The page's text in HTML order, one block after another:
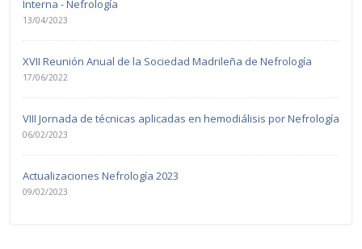
Interna - Nefrología
13/04/2023
XVII Reunión Anual de la Sociedad Madrileña de Nefrología
17/06/2022
VIII Jornada de técnicas aplicadas en hemodiálisis por Nefrología
06/02/2023
Actualizaciones Nefrología 2023
09/02/2023